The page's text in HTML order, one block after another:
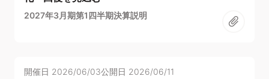
2027年3月期第1四半期決算説明
開催日 2026/06/03公開日 2026/06/11